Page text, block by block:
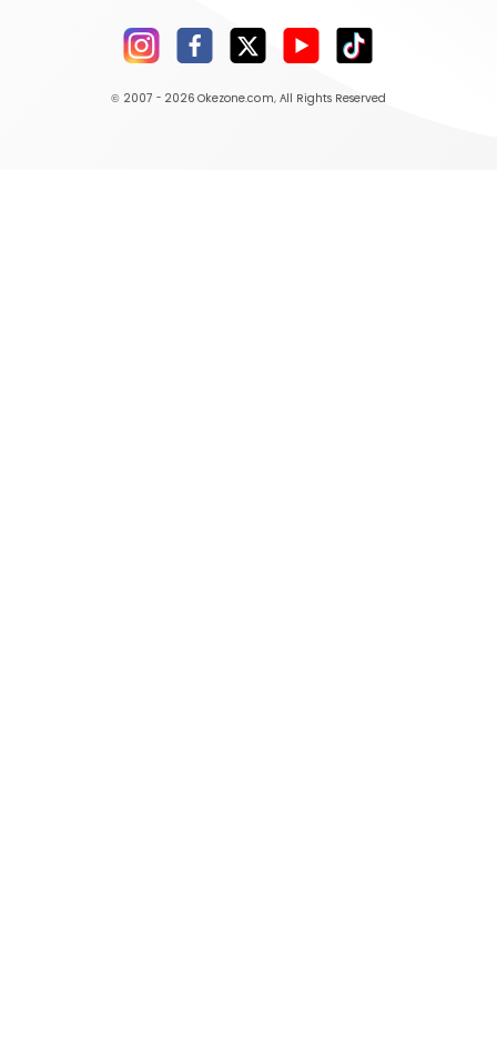
© 2007 - 2026 Okezone.com, All Rights Reserved